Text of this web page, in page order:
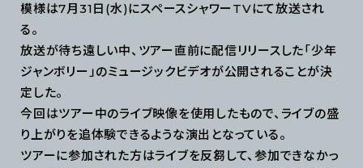
模様は7月31日(水)にスペースシャワーTVにて放送され
る。
放送が待ち遠しい中、ツアー直前に配信リリースした「少年
ジャンボリー」のミュージックビデオが公開されることが決
定した。
今回はツアー中のライブ映像を使用したもので、ライブの盛
り上がりを追体験できるような演出となっている。
ツアーに参加された方はライブを反芻して、参加できなかっ